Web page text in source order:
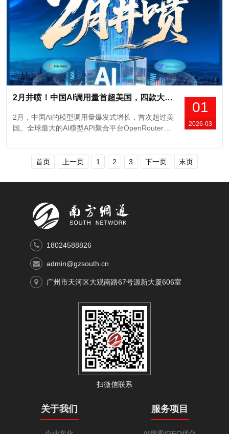
配方面，DeepSe...
01
2026-03
2月井喷！中国AI调用量首超美国，四款大模型霸榜全球前五，国产算力需求正经历指数级增长
2月，中国AI的模型调用量爆发式增长，首次超过美
国。全球最大的AI模型API聚合平台OpenRouter数
n。16日~22日这周，中国模型的周调用量进一步冲
首页 上一页 1 2 3 下一页 末页
18024588826
admin@gzsouth.cn
广州市天河区大观南路67号源新大厦606室
扫微信联系
关于我们 服务项目